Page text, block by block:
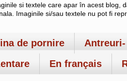
si textele care apar în acest blog,
Imaginile si/sau textele nu pot fi
de pornire
En français